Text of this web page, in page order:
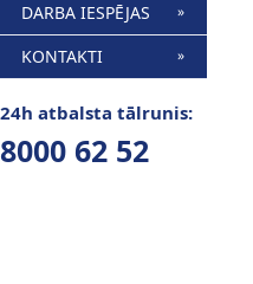
DARBA IESPĒJAS
KONTAKTI
24h atbalsta tālrunis:
8000 62 52